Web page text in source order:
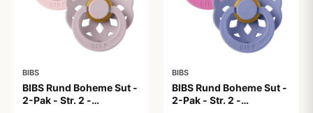
BIBS
BIBS Rund Boheme Sut -
2-Pak - Str. 2 -
BIBS
BIBS Rund Boheme Sut -
2-Pak - Str. 2 -